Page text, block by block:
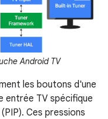
Android TV
les boutons d'une
entrée TV spécifique
Ces pressions